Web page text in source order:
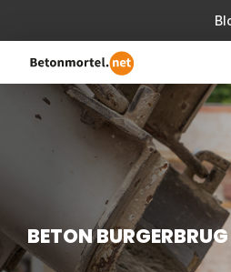
BETON BURGERBRUG